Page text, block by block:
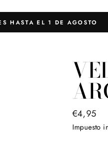
HASTA EL 1 DE AGOSTO
Precio
habitual
€4,95
Impuesto